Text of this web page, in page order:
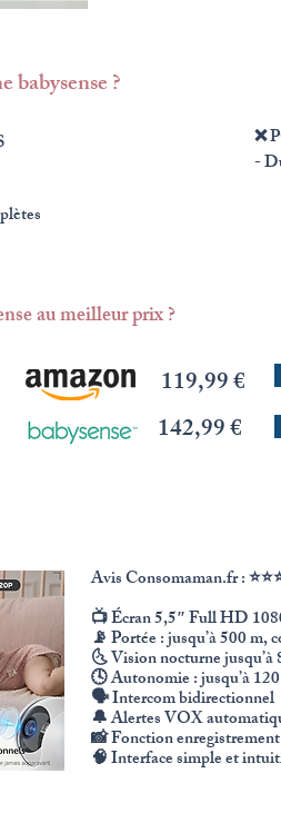
babysense ?
​❌
-
au meilleur prix ?
119,99 €
142,99 €
Avis Consomaman.fr :
📺 Écran 5,5″ Full HD
📡 Portée : jusqu’à 500 m,
🌜 Vision nocturne
🕓 Autonomie : jusqu’à
🗣️ Intercom bidirectionnel
🔔 Alertes VOX
📸 Fonction
🧠 Interface simple et